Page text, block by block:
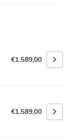
€1.589,00
€1.589,00